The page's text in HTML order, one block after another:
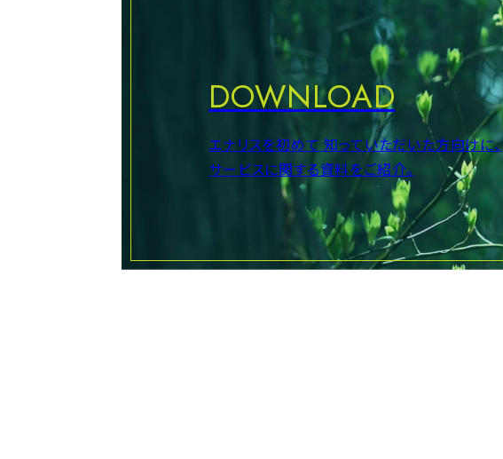
DOWNLOAD
エナリスを初めて 知っていただいた方向けに、
サービスに関する資料をご紹介。